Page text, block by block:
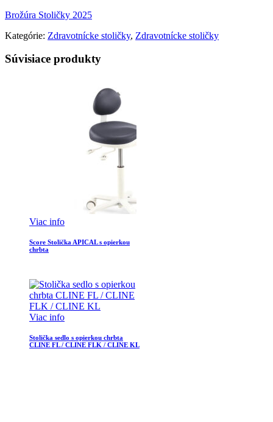
Brožúra Stoličky 2025
Kategórie: Zdravotnícke stoličky, Zdravotnícke stoličky
Súvisiace produkty
Viac info
Score Stolička APICAL s opierkou
chrbta
Viac info
Stolička sedlo s opierkou chrbta
CLINE FL / CLINE FLK / CLINE KL